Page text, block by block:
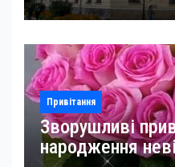
Привітання
Зворушливі
народження